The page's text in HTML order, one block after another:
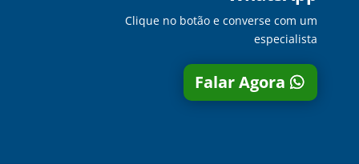
Clique no botão e converse com um
especialista
Falar Agora